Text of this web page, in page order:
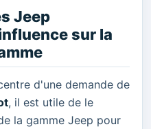
Jeep
sur la
d'une demande de
, il est utile de le
la gamme Jeep pour